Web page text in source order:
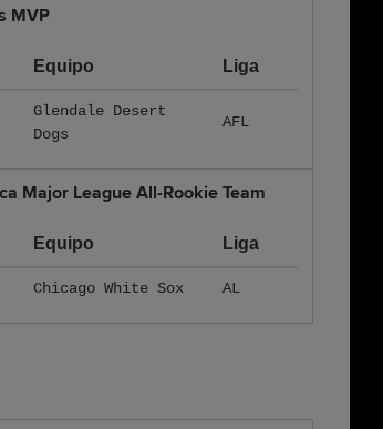
MVP
Equipo Liga
Glendale Desert
Dogs
AFL
Major League All-Rookie Team
Equipo Liga
Chicago White Sox AL